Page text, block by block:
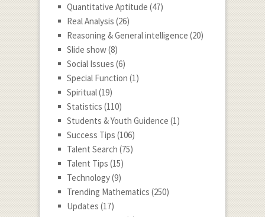
Quantitative Aptitude (47)
Real Analysis (26)
Reasoning & General intelligence (20)
Slide show(8)
Social Issues (6)
Special Function (1)
Spiritual(19)
Statistics (110)
Students & Youth Guidence (1)
Success Tips (106)
Talent Search (75)
Talent Tips (15)
Technology(9)
Trending Mathematics (250)
Updates (17)